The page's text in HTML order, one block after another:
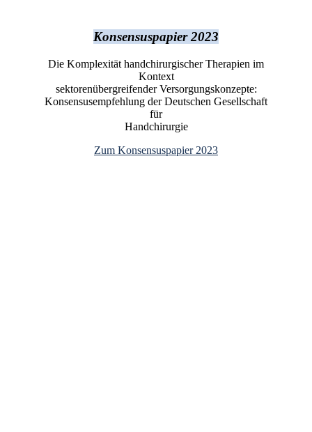
Konsensuspapier 2023
Die Komplexität handchirurgischer Therapien im
Kontext
sektorenübergreifender Versorgungskonzepte:
Konsensusempfehlung der Deutschen Gesellschaft
für
Handchirurgie
Zum Konsensuspapier 2023